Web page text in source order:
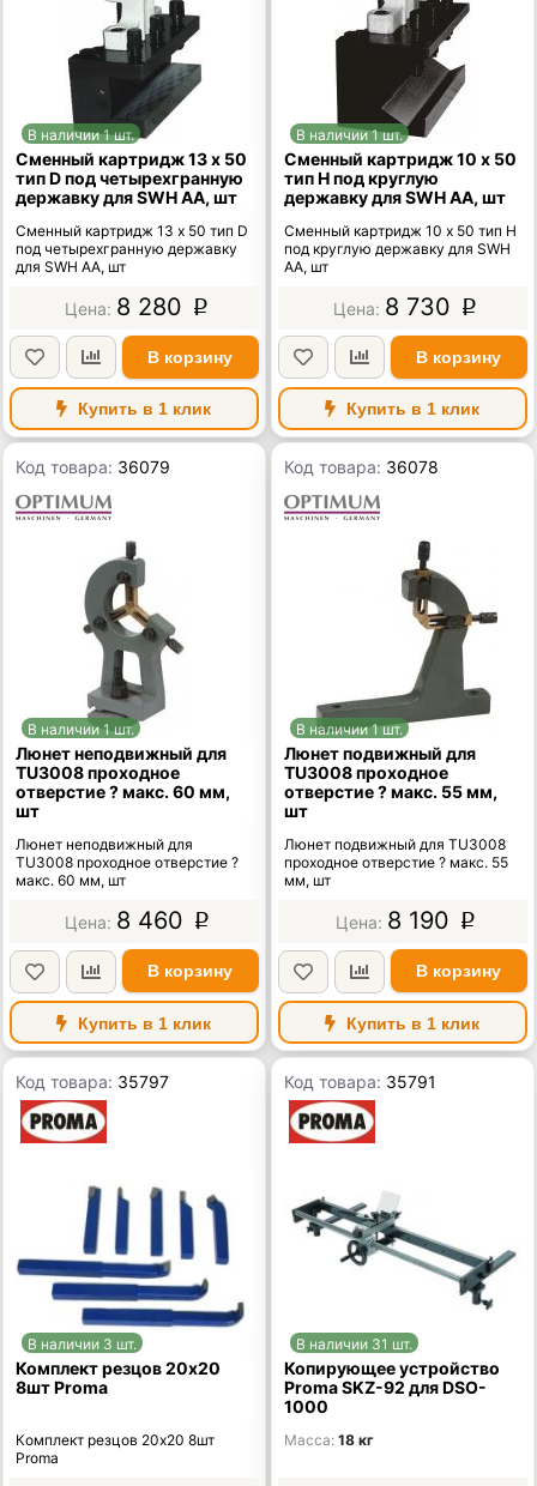
В наличии 1 шт.
Сменный картридж 13 х 50
тип D под четырехгранную
державку для SWH AА, шт
Сменный картридж 13 х 50 тип D
под четырехгранную державку
для SWH AА, шт
8 280 p
В корзину
Купить в 1 клик
В наличии 1 шт.
Сменный картридж 10 х 50
тип H под круглую
державку для SWH AA, шт
Сменный картридж 10 х 50 тип H
под круглую державку для SWH
AA, шт
8 730 p
В корзину
Купить в 1 клик
Код товара: 36079
В наличии 1 шт.
Люнет неподвижный для
TU3008 проходное
отверстие ? макс. 60 мм,
шт
Люнет неподвижный для
TU3008 проходное отверстие ?
макс. 60 мм, шт
8 460 p
В корзину
Купить в 1 клик
Код товара: 36078
В наличии 1 шт.
Люнет подвижный для
TU3008 проходное
отверстие ? макс. 55 мм,
шт
Люнет подвижный для TU3008
проходное отверстие ? макс. 55
мм, шт
8 190 p
В корзину
Купить в 1 клик
Код товара: 35797
В наличии 3 шт.
Комплект резцов 20х20
8шт Proma
Комплект резцов 20х20 8шт
Proma
Код товара: 35791
В наличии 31 шт.
Копирующее устройство
Proma SKZ-92 для DSO-
1000
Масса 18 кг